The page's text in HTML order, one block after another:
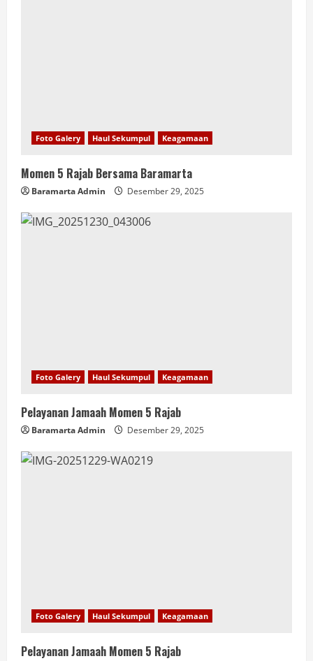
Foto Galery Haul Sekumpul Keagamaan
Momen 5 Rajab Bersama Baramarta
Baramarta Admin Desember 29, 2025
Foto Galery Haul Sekumpul Keagamaan
Pelayanan Jamaah Momen 5 Rajab
Baramarta Admin Desember 29, 2025
Foto Galery Haul Sekumpul Keagamaan
Pelayanan Jamaah Momen 5 Rajab